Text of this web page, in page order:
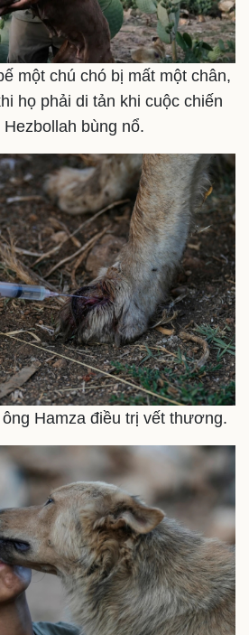
Ô tô - Xe máy
Ô tô
Xe máy
Tư vấn
Công nghệ
một chú chó bị mất một chân,
họ phải di tản khi cuộc chiến
Hezbollah bùng nổ.
Hamza điều trị vết thương.